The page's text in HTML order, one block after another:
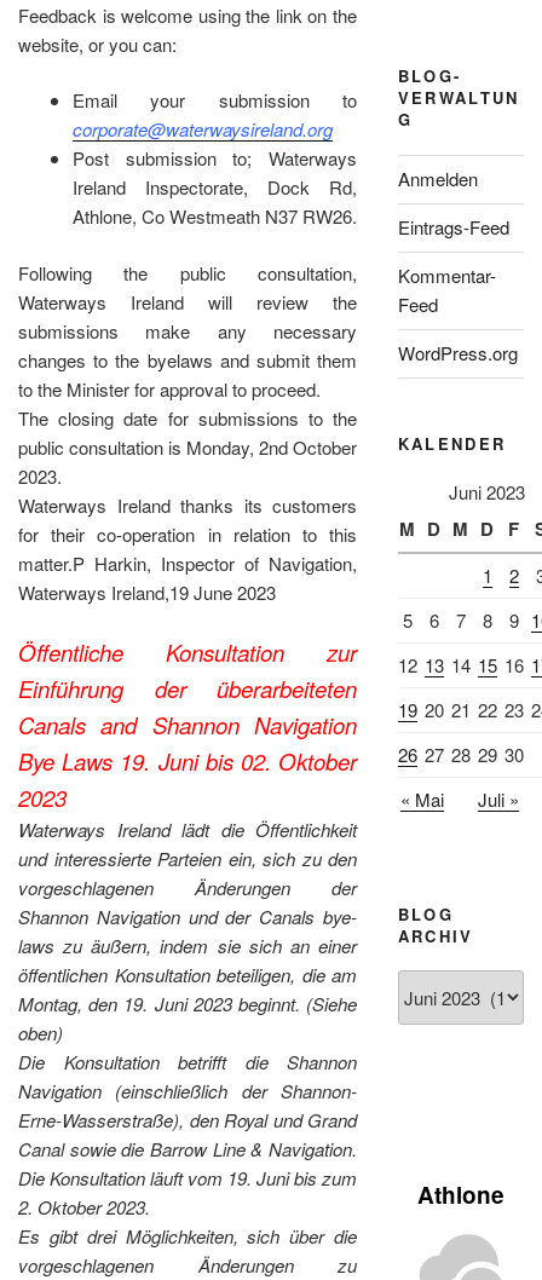
Feedback is welcome using the link on the
website, or you can:
Email your submission to
corporate@waterwaysireland.org
Post submission to; Waterways
Ireland Inspectorate, Dock Rd,
Athlone, Co Westmeath N37 RW26.
Following the public consultation,
Waterways Ireland will review the
submissions make any necessary
changes to the byelaws and submit them
to the Minister for approval to proceed.
The closing date for submissions to the
public consultation is Monday, 2nd October
2023.
Waterways Ireland thanks its customers
for their co-operation in relation to this
matter.P Harkin, Inspector of Navigation,
Waterways Ireland,19 June 2023
Öffentliche Konsultation zur
Einführung der überarbeiteten
Canals and Shannon Navigation
Bye Laws 19. Juni bis 02. Oktober
2023
Waterways Ireland lädt die Öffentlichkeit
und interessierte Parteien ein, sich zu den
vorgeschlagenen Änderungen der
Shannon Navigation und der Canals bye-
laws zu äußern, indem sie sich an einer
öffentlichen Konsultation beteiligen, die am
Montag, den 19. Juni 2023 beginnt. (Siehe
oben)
Die Konsultation betrifft die Shannon
Navigation (einschließlich der Shannon-
Erne-Wasserstraße), den Royal und Grand
Canal sowie die Barrow Line & Navigation.
Die Konsultation läuft vom 19. Juni bis zum
2. Oktober 2023.
Es gibt drei Möglichkeiten, sich über die
vorgeschlagenen Änderungen zu
BLOG-
VERWALTUN
G
Anmelden
Eintrags-Feed
Kommentar-
Feed
WordPress.org
KALENDER
Juni 2023
M D M D F
1 2
5
6 7 8 9
12 13 14 15 16
19 20 21 22 23
26 27 28 29 30
« Mai
Juli »
BLOG
ARCHIV
Archiv
Athlone